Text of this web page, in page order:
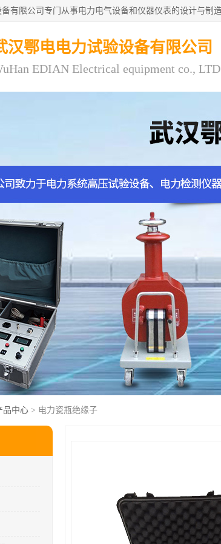
汉鄂电电力试验设备有限公司
EDIAN Electrical equipment co., LTD
品中心 > 电力瓷瓶绝缘子